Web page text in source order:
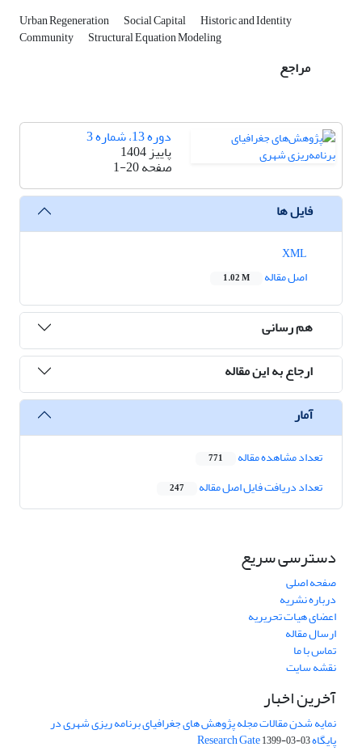
Urban Regeneration Social Capital Historic and Identity
Community Structural Equation Modeling
مراجع
دوره 13، شماره 3
پاییز 1404
صفحه1-20
فایل ها
اصل مقاله
1.02 M
هم رسانی
ارجاع به این مقاله
آمار
تعداد مشاهده مقاله 771
تعداد دریافت فایل اصل مقاله 247
دسترسی سریع
صفحه اصلی
درباره نشریه
اعضای هیات تحریریه
ارسال مقاله
تماس با ما
نقشه سایت
آخرین اخبار
نمایه شدن مقالات مجله پژوهش های جغرافیای برنامه ریزی شهری در
پایگاه Research Gate1399-03-03